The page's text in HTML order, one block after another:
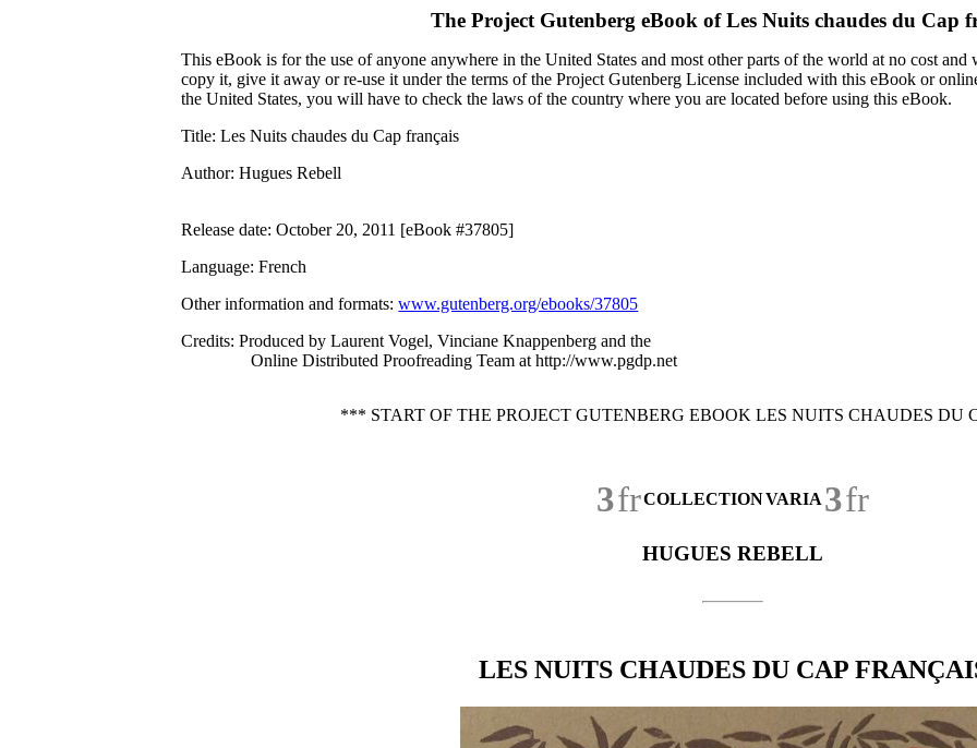
The Project Gutenberg eBook ofLes Nuits chaudes du Cap
This eBook is for the use of anyone anywhere in the United States and most other parts of the world at no cost
copy it, give it away or re-use it under the terms of the Project Gutenberg License included with this eBook or
the United States, you will have to check the laws of the country where you are located before using this eBook.
Title: Les Nuits chaudes du Cap français
Author: Hugues Rebell
Release date: October 20, 2011 [eBook #37805]
Language: French
Other information and formats:www.gutenberg.org/ebooks/37805
Credits: Produced by Laurent Vogel, Vinciane Knappenberg and the
Online Distributed Proofreading Team at http://www.pgdp.net
*** START OF THE PROJECT GUTENBERG EBOOK LES NUITS CHAUDES DU
3frCOLLECTIONVARIA 3fr
HUGUES REBELL
LES NUITS CHAUDES DU CAP